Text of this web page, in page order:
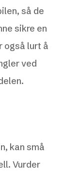
så de
sikre en
også lurt å
ved
kan små
Vurder